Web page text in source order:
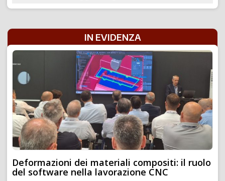
IN EVIDENZA
Deformazioni dei materiali compositi: il ruolo
del software nella lavorazione CNC